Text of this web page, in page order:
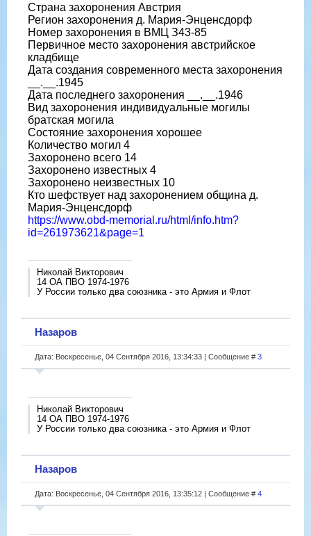
Страна захоронения Австрия
Регион захоронения д. Мария-Энценсдорф
Номер захоронения в ВМЦ З43-85
Первичное место захоронения австрийское
кладбище
Дата создания современного места захоронения
__.__.1945
Дата последнего захоронения __.__.1946
Вид захоронения индивидуальные могилы
братская могила
Состояние захоронения хорошее
Количество могил 4
Захоронено всего 14
Захоронено известных 4
Захоронено неизвестных 10
Кто шефствует над захоронением община д.
Мария-Энценсдорф
https://www.obd-memorial.ru/html/info.htm?
id=261973621&page=1
Николай Викторович
14 ОА ПВО 1974-1976
У России только два союзника - это Армия и Флот
Назаров
Дата: Воскресенье, 04 Сентября 2016, 13:34:33 | Сообщение # 3
Николай Викторович
14 ОА ПВО 1974-1976
У России только два союзника - это Армия и Флот
Назаров
Дата: Воскресенье, 04 Сентября 2016, 13:35:12 | Сообщение # 4